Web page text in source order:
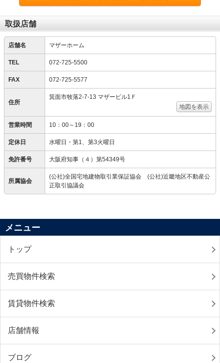
取扱店舗
店舗名 マザーホーム
TEL 072-725-5500
FAX 072-725-5577
住所
箕面市牧落2-7-13 マザービル1Ｆ
地図を表示
営業時間 10：00～19：00
定休日 水曜日・第1、第3火曜日
免許番号 大阪府知事（４）第54349号
所属協会
(公社)全国宅地建物取引業保証協会 (公社)近畿地区不動産公
正取引協議会
メニュー
トップ
売買物件検索
賃貸物件検索
店舗情報
ブログ